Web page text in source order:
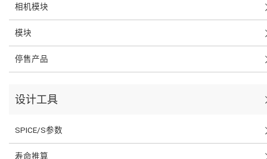
相机模块
模块
停售产品
设计工具
SPICE/S参数
寿命推算